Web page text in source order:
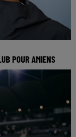
POUR AMIENS